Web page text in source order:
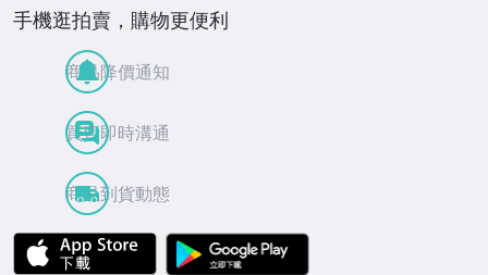
手機逛拍賣，購物更便利
商品降價通知
買賣即時溝通
商品到貨動態
APP Store